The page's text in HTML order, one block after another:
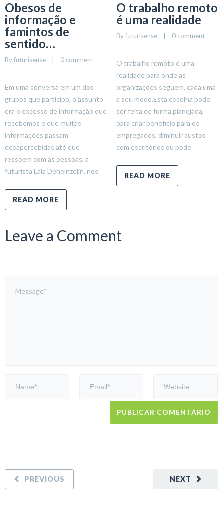
Obesos de
informação e
famintos de
sentido…
By futurisense 0 comment
Em uma conversa em um dos
grupos que participo, o assunto
era o excesso de informação que
recebemos e que muitas
informações passam
desapercebidas até que
ressoem com as pessoas, a
futurista Lala Deheinzelin, nos
READ MORE
O trabalho remoto
é uma realidade
By futurisense 0 comment
O trabalho remoto é uma
realidade para onde as
organizações seguem, cada uma
a seu modo.Esta escolha pode
ser feita de forma planejada,
para criar beneficio para os
empregados, diminuir custos
com escritórios ou pode
READ MORE
Leave a Comment
NEXT
PREVIOUS